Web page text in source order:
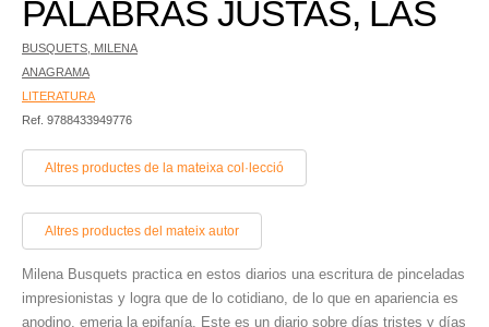
PALABRAS JUSTAS, LAS
BUSQUETS, MILENA
ANAGRAMA
LITERATURA
Ref. 9788433949776
Altres productes de la mateixa col·lecció
Altres productes del mateix autor
Milena Busquets practica en estos diarios una escritura de pinceladas
impresionistas y logra que de lo cotidiano, de lo que en apariencia es
anodino, emerja la epifanía. Este es un diario sobre días tristes y días